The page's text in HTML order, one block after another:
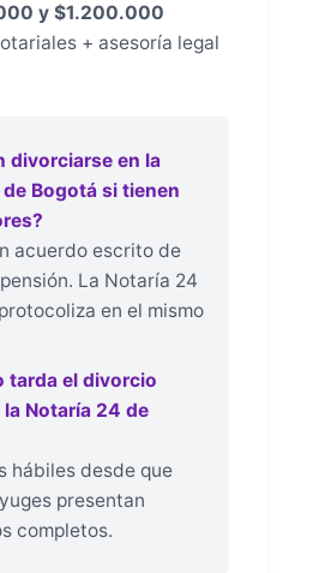
y $1.200.000
+ asesoría legal
divorciarse en la
Bogotá si tienen
acuerdo escrito de
La Notaría 24
en el mismo
tarda el divorcio
Notaría 24 de
hábiles desde que
presentan
completos.